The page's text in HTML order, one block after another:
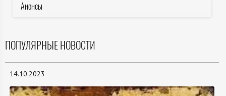
Анонсы
ПОПУЛЯРНЫЕ НОВОСТИ
14.10.2023